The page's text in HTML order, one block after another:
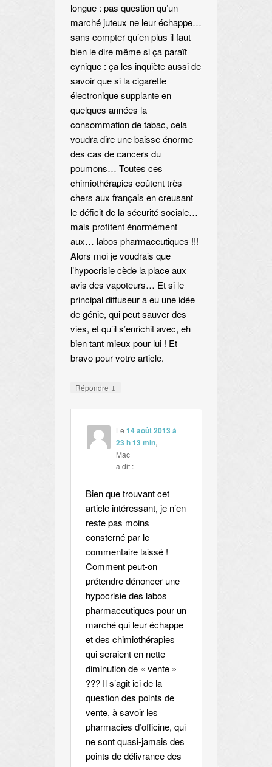
longue : pas question qu’un
marché juteux ne leur échappe…
sans compter qu’en plus il faut
bien le dire même si ça paraît
cynique : ça les inquiète aussi de
savoir que si la cigarette
électronique supplante en
quelques années la
consommation de tabac, cela
voudra dire une baisse énorme
des cas de cancers du
poumons… Toutes ces
chimiothérapies coûtent très
chers aux français en creusant
le déficit de la sécurité sociale…
mais profitent énormément
aux… labos pharmaceutiques !!!
Alors moi je voudrais que
l’hypocrisie cède la place aux
avis des vapoteurs… Et si le
principal diffuseur a eu une idée
de génie, qui peut sauver des
vies, et qu’il s’enrichit avec, eh
bien tant mieux pour lui ! Et
bravo pour votre article.
Répondre ↓
Le14 août 2013 à
23 h 13 min,
Mac
a dit :
Bien que trouvant cet
article intéressant, je n’en
reste pas moins
consterné par le
commentaire laissé !
Comment peut-on
prétendre dénoncer une
hypocrisie des labos
pharmaceutiques pour un
marché qui leur échappe
et des chimiothérapies
qui seraient en nette
diminution de « vente »
??? Il s’agit ici de la
question des points de
vente, à savoir les
pharmacies d’officine, qui
ne sont quasi-jamais des
points de délivrance des